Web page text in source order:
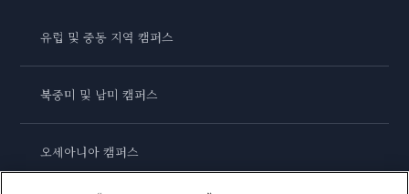
유럽 및 중동 지역 캠퍼스
북중미 및 남미 캠퍼스
오세아니아 캠퍼스